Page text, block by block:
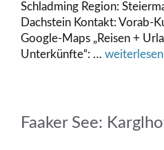
Schladming Region:
Dachstein Kontakt: Vorab-
Google-Maps „Reisen +
Unterkünfte“: …
Faaker See: